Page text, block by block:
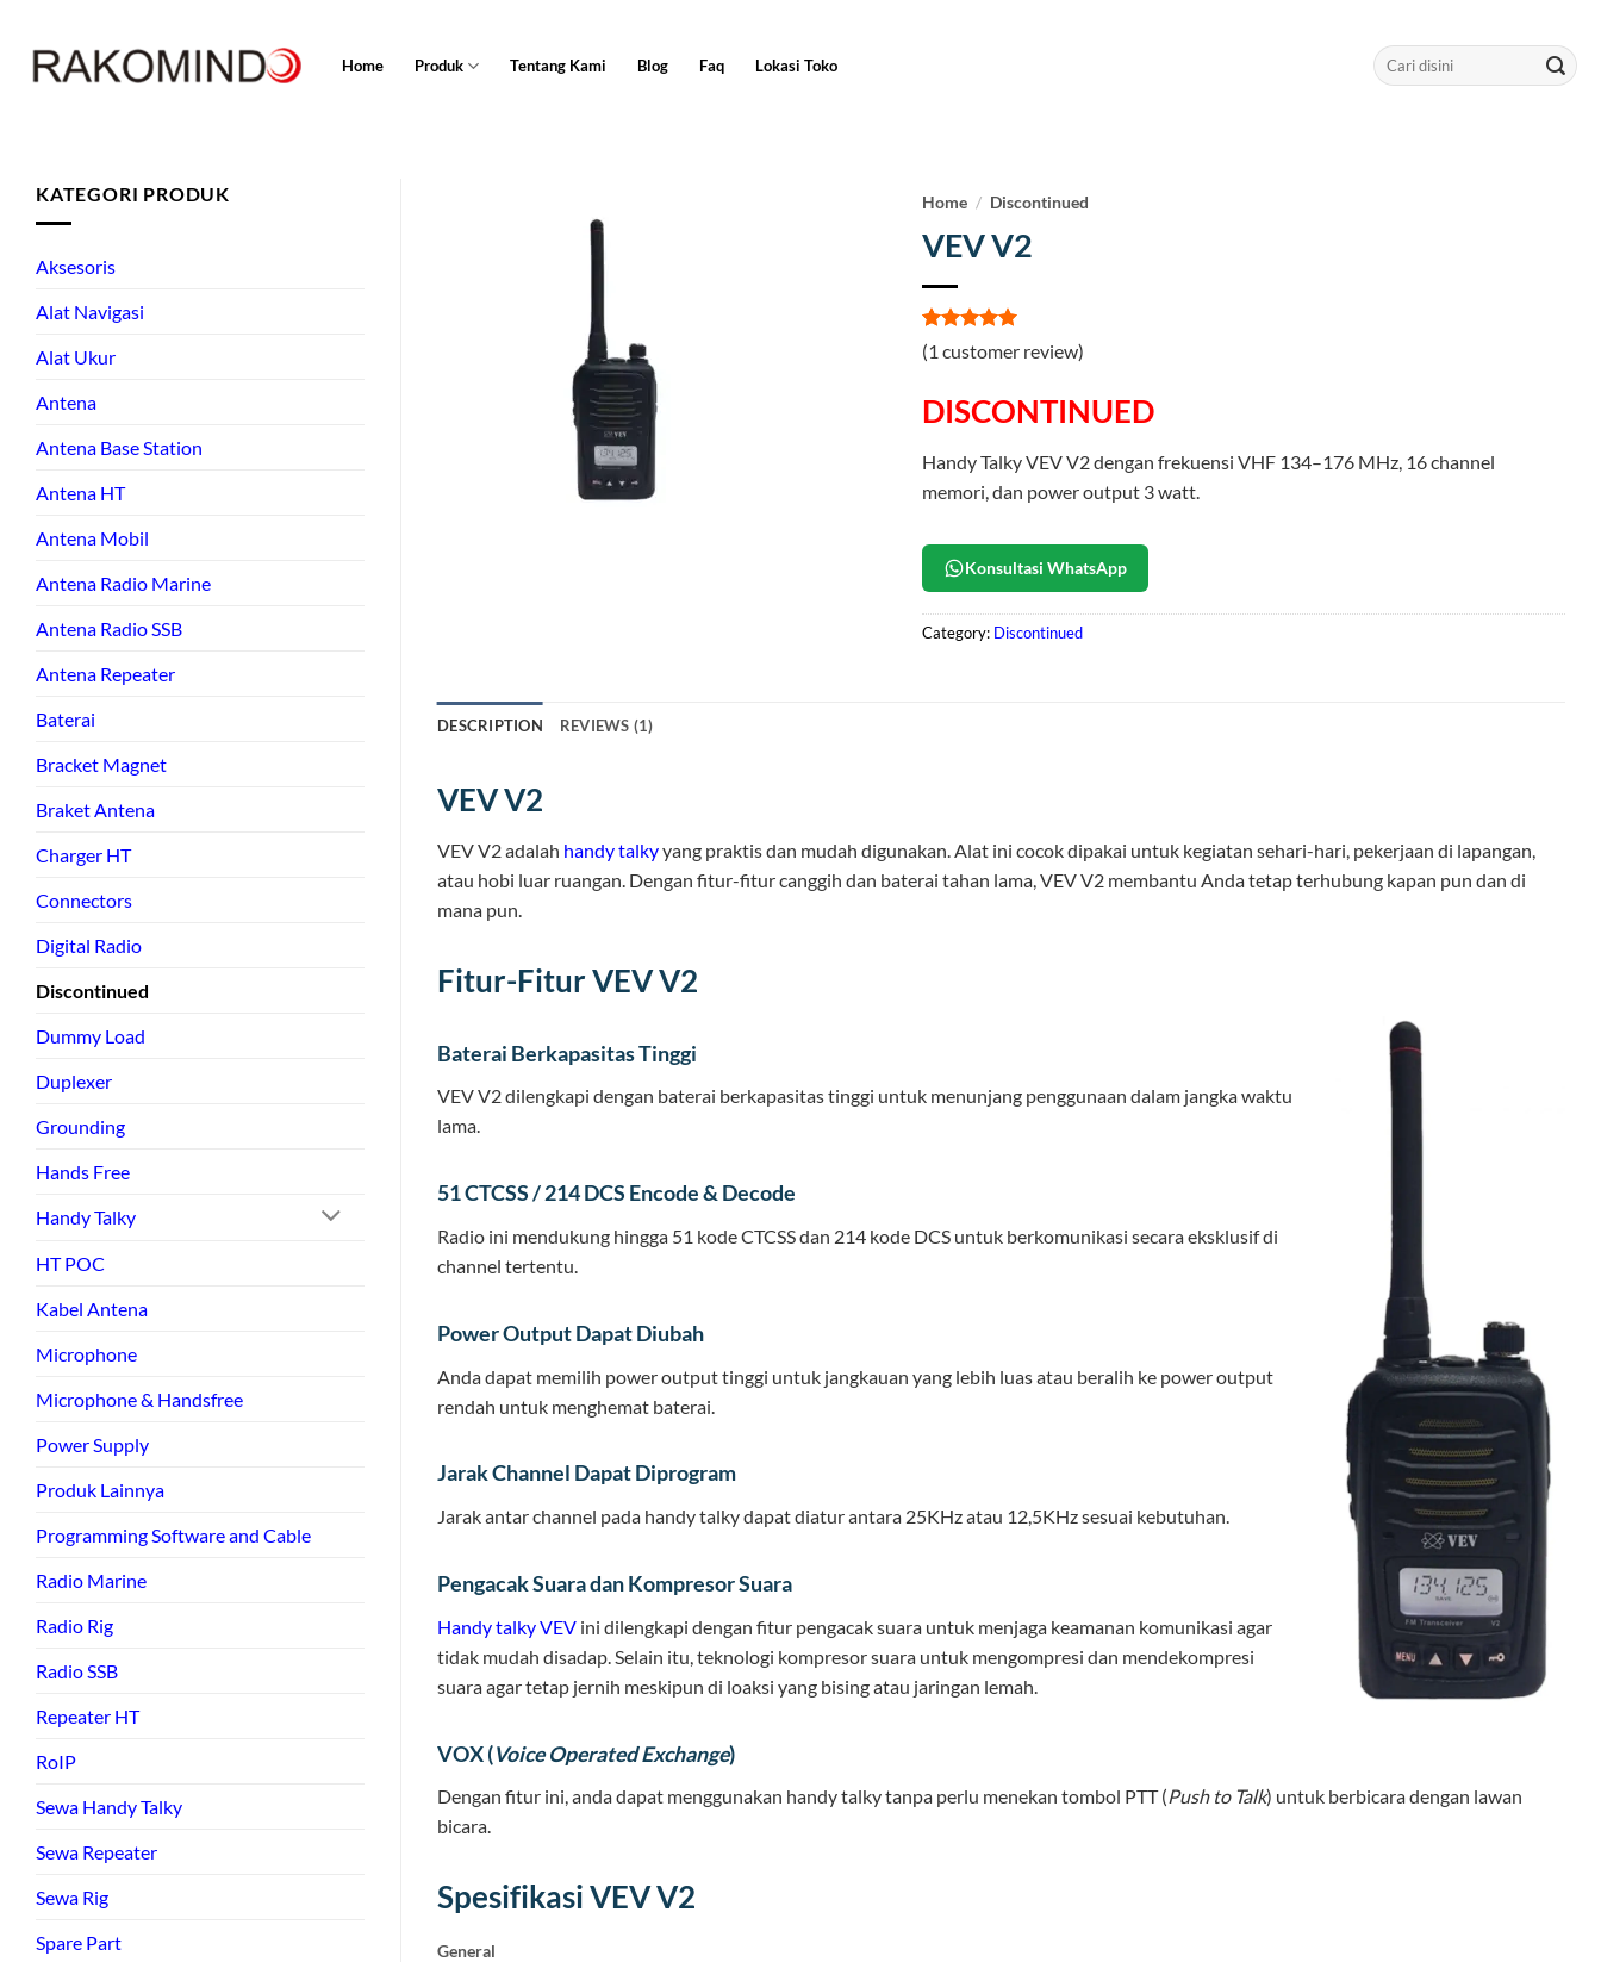
content
Home Produk Tentang Kami Blog Faq Lokasi Toko
Search
for:
KATEGORI PRODUK
Aksesoris
Alat Navigasi
Alat Ukur
Antena
Antena Base Station
Antena HT
Antena Mobil
Antena Radio Marine
Antena Radio SSB
Antena Repeater
Baterai
Bracket Magnet
Braket Antena
Charger HT
Connectors
Digital Radio
Discontinued
Dummy Load
Duplexer
Grounding
Hands Free
Handy Talky
HT POC
Kabel Antena
Microphone
Microphone & Handsfree
Power Supply
Produk Lainnya
Programming Software and Cable
Radio Marine
Radio Rig
Radio SSB
Repeater HT
RoIP
Sewa Handy Talky
Sewa Repeater
Sewa Rig
Spare Part
Home / Discontinued
VEV V2
Rated5
out of 5
1
customer
rating
(1 customer review)
DISCONTINUED
Handy Talky VEV V2 dengan frekuensi VHF 134–176 MHz, 16 channel
memori, dan power output 3 watt.
Konsultasi WhatsApp
Category: Discontinued
DESCRIPTION REVIEWS (1)
VEV V2
VEV V2 adalah handy talkyyang praktis dan mudah digunakan. Alat ini cocok dipakai untuk kegiatan sehari-hari, pekerjaan di lapangan,
atau hobi luar ruangan. Dengan fitur-fitur canggih dan baterai tahan lama, VEV V2 membantu Anda tetap terhubung kapan pun dan di
mana pun.
Fitur-Fitur VEV V2
Baterai Berkapasitas Tinggi
VEV V2 dilengkapi dengan baterai berkapasitas tinggi untuk menunjang penggunaan dalam jangka waktu
lama.
51 CTCSS / 214 DCS Encode & Decode
Radio ini mendukung hingga 51 kode CTCSS dan 214 kode DCS untuk berkomunikasi secara eksklusif di
channel tertentu.
Power Output Dapat Diubah
Anda dapat memilih power output tinggi untuk jangkauan yang lebih luas atau beralih ke power output
rendah untuk menghemat baterai.
Jarak Channel Dapat Diprogram
Jarak antar channel pada handy talky dapat diatur antara 25KHz atau 12,5KHz sesuai kebutuhan.
Pengacak Suara dan Kompresor Suara
Handy talky VEV ini dilengkapi dengan fitur pengacak suara untuk menjaga keamanan komunikasi agar
tidak mudah disadap. Selain itu, teknologi kompresor suara untuk mengompresi dan mendekompresi
suara agar tetap jernih meskipun di loaksi yang bising atau jaringan lemah.
VOX (Voice Operated Exchange)
Dengan fitur ini, anda dapat menggunakan handy talky tanpa perlu menekan tombol PTT (Push to Talk) untuk berbicara dengan lawan
bicara.
Spesifikasi VEV V2
General